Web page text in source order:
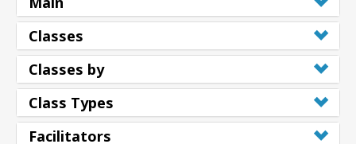
Classes
Classes by
Class Types
Facilitators